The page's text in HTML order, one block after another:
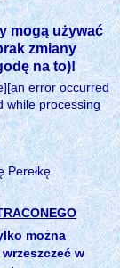
mogą używać
zmiany
na to)!
error occurred
while processing
Perełkę
można
w